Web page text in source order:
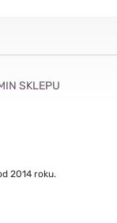
SKLEPU
2014 roku.